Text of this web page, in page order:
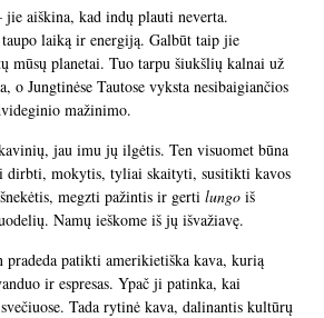
aiškina, kad indų plauti neverta.
laiką ir energiją. Galbūt taip jie
mūsų planetai. Tuo tarpu šiukšlių kalnai už
o Jungtinėse Tautose vyksta nesibaigiančios
mažinimo.
jau imu jų ilgėtis. Ten visuomet būna
dirbti, mokytis, tyliai skaityti, susitikti kavos
megzti pažintis ir gerti lungo iš
Namų ieškome iš jų išvažiavę.
patikti amerikietiška kava, kurią
ir espresas. Ypač ji patinka, kai
Tada rytinė kava, dalinantis kultūrų